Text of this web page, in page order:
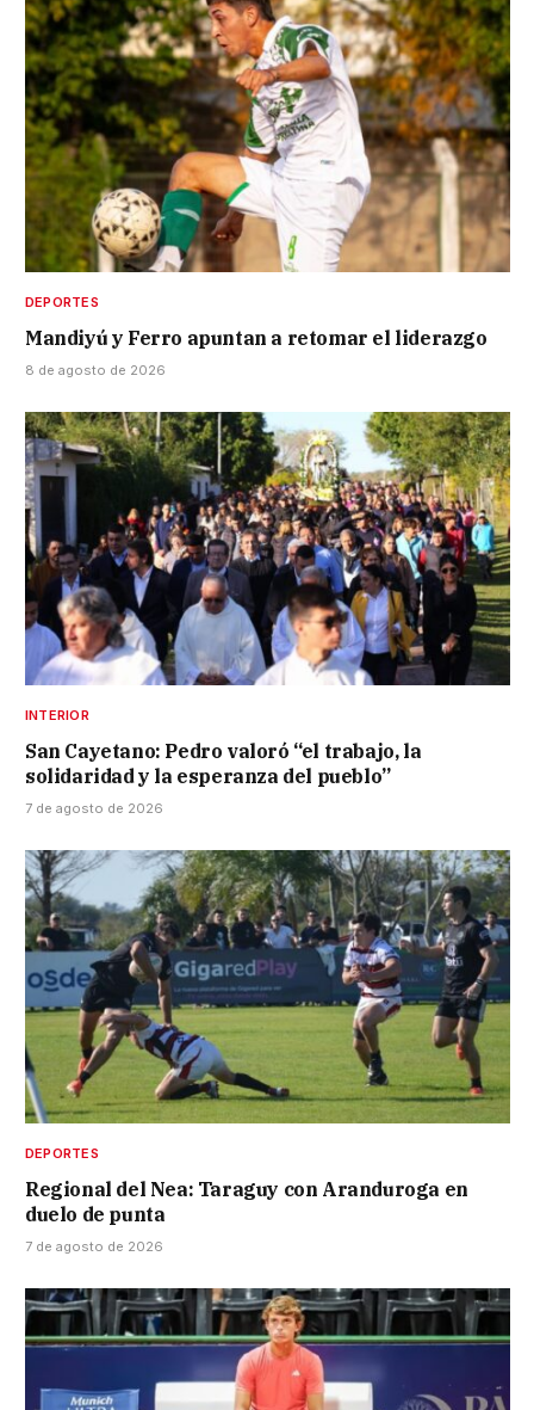
DEPORTES
Mandiyú y Ferro apuntan a retomar el liderazgo
8 de agosto de 2026
INTERIOR
San Cayetano: Pedro valoró “el trabajo, la
solidaridad y la esperanza del pueblo”
7 de agosto de 2026
DEPORTES
Regional del Nea: Taraguy con Aranduroga en
duelo de punta
7 de agosto de 2026